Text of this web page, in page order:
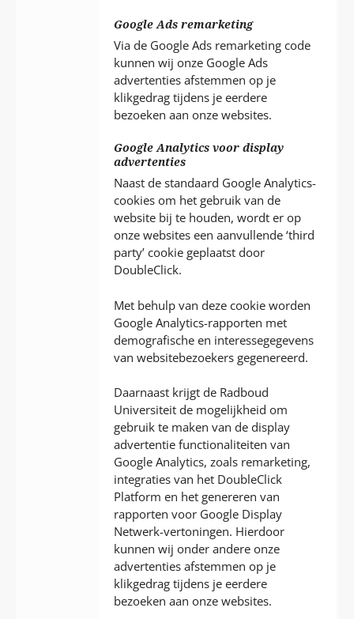
Google Ads remarketing
Via de Google Ads remarketing code
kunnen wij onze Google Ads
advertenties afstemmen op je
klikgedrag tijdens je eerdere
bezoeken aan onze websites.
Google Analytics voor display
advertenties
Naast de standaard Google Analytics-
cookies om het gebruik van de
website bij te houden, wordt er op
onze websites een aanvullende ‘third
party’ cookie geplaatst door
DoubleClick.
Met behulp van deze cookie worden
Google Analytics-rapporten met
demografische en interessegegevens
van websitebezoekers gegenereerd.
Daarnaast krijgt de Radboud
Universiteit de mogelijkheid om
gebruik te maken van de display
advertentie functionaliteiten van
Google Analytics, zoals remarketing,
integraties van het DoubleClick
Platform en het genereren van
rapporten voor Google Display
Netwerk-vertoningen. Hierdoor
kunnen wij onder andere onze
advertenties afstemmen op je
klikgedrag tijdens je eerdere
bezoeken aan onze websites.